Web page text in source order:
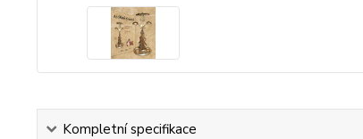
Kompletní specifikace